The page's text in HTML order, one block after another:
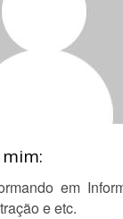
em
e etc.